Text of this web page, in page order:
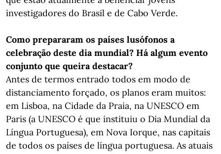
investigadores do Brasil e de Cabo Verde.
Como prepararam os países lusófonos a
celebração deste dia mundial? Há algum evento
conjunto que queira destacar?
Antes de termos entrado todos em modo de
distanciamento forçado, os planos eram muitos:
em Lisboa, na Cidade da Praia, na UNESCO em
Paris (a UNESCO é que instituiu o Dia Mundial da
Língua Portuguesa), em Nova Iorque, nas capitais
de todos os países de língua portuguesa. As atuais